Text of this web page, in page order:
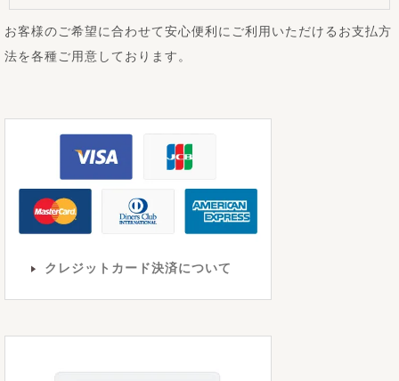
お客様のご希望に合わせて安心便利にご利用いただけるお支払方
法を各種ご用意しております。
クレジットカード決済について